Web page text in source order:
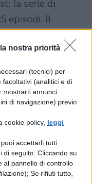
nostra priorità
(tecnici) per
facoltativi (analitici e di
mostrarti annunci
di navigazione) previo
cookie policy, leggi
accettarli tutti
di seguito. Cliccando su
al pannello di controllo
Se rifiuti tutto,
la serie di
episodi. Il
meta.
l’altro, sia
a
di sfortuna: ogni
in cui è
agire
Cresciuto da
, la strada del